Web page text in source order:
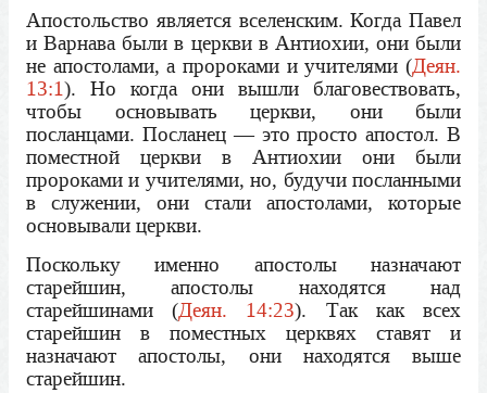
Апостольство является вселенским. Когда Павел
и Варнава были в церкви в Антиохии, они были
не апостолами, а пророками и учителями (Деян.
13:1). Но когда они вышли благовествовать,
чтобы основывать церкви, они были
посланцами. Посланец — это просто апостол. В
поместной церкви в Антиохии они были
пророками и учителями, но, будучи посланными
в служении, они стали апостолами, которые
основывали церкви.
Поскольку именно апостолы назначают
старейшин, апостолы находятся над
старейшинами (Деян. 14:23). Так как всех
старейшин в поместных церквях ставят и
назначают апостолы, они находятся выше
старейшин.